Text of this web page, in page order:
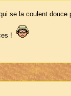
se la coulent
!